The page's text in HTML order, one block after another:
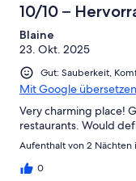
10/10 –
Blaine
23. Okt. 2025
Gut: Sauberkeit,
Mit Google übersetzen
Very charming place!
restaurants. Would
Aufenthalt von 2
0